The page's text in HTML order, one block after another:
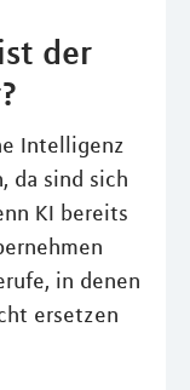
der
Intelligenz
da sind sich
KI bereits
in denen
ersetzen